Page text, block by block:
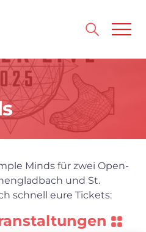
Minds für zwei Open-
und St.
schnell eure Tickets: